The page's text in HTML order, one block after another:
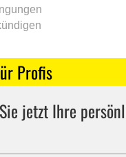
Profis
jetzt Ihre